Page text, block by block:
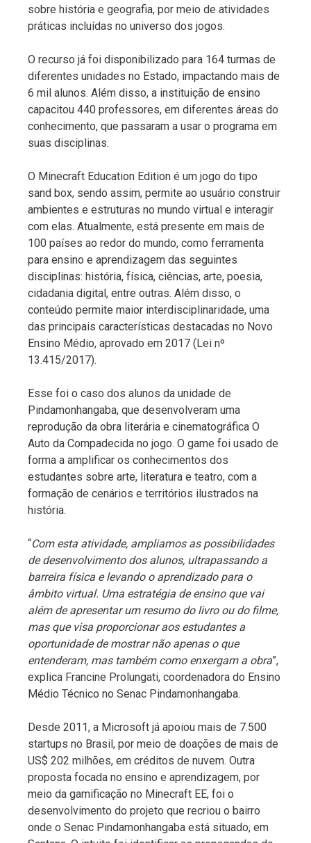
sobre história e geografia, por meio de atividades
práticas incluídas no universo dos jogos.
O recurso já foi disponibilizado para 164 turmas de
diferentes unidades no Estado, impactando mais de
6 mil alunos. Além disso, a instituição de ensino
capacitou 440 professores, em diferentes áreas do
conhecimento, que passaram a usar o programa em
suas disciplinas.
O Minecraft Education Edition é um jogo do tipo
sand box, sendo assim, permite ao usuário construir
ambientes e estruturas no mundo virtual e interagir
com elas. Atualmente, está presente em mais de
100 países ao redor do mundo, como ferramenta
para ensino e aprendizagem das seguintes
disciplinas: história, física, ciências, arte, poesia,
cidadania digital, entre outras. Além disso, o
conteúdo permite maior interdisciplinaridade, uma
das principais características destacadas no Novo
Ensino Médio, aprovado em 2017 (Lei nº
13.415/2017).
Esse foi o caso dos alunos da unidade de
Pindamonhangaba, que desenvolveram uma
reprodução da obra literária e cinematográfica O
Auto da Compadecida no jogo. O game foi usado de
forma a amplificar os conhecimentos dos
estudantes sobre arte, literatura e teatro, com a
formação de cenários e territórios ilustrados na
história.
“Com esta atividade, ampliamos as possibilidades
de desenvolvimento dos alunos, ultrapassando a
barreira física e levando o aprendizado para o
âmbito virtual. Uma estratégia de ensino que vai
além de apresentar um resumo do livro ou do filme,
mas que visa proporcionar aos estudantes a
oportunidade de mostrar não apenas o que
entenderam, mas também como enxergam a obra”,
explica Francine Prolungati, coordenadora do Ensino
Médio Técnico no Senac Pindamonhangaba.
Desde 2011, a Microsoft já apoiou mais de 7.500
startups no Brasil, por meio de doações de mais de
US$ 202 milhões, em créditos de nuvem. Outra
proposta focada no ensino e aprendizagem, por
meio da gamificação no Minecraft EE, foi o
desenvolvimento do projeto que recriou o bairro
onde o Senac Pindamonhangaba está situado, em